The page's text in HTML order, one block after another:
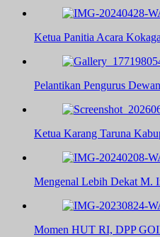
Ketua Panitia Acara
Pelantikan Pengurus
Ketua Karang Taruna
Mengenal Lebih Dekat M.
Momen HUT RI, DPP